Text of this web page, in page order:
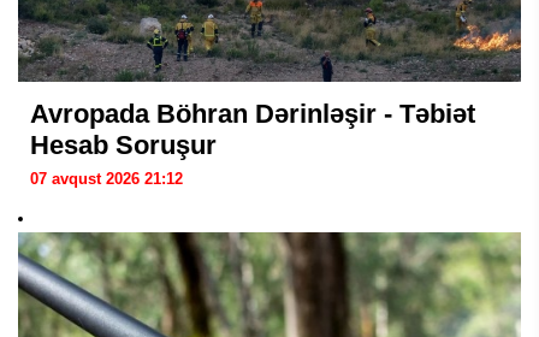
Avropada Böhran Dərinləşir - Təbiət
Hesab Soruşur
07 avqust 2026 21:12